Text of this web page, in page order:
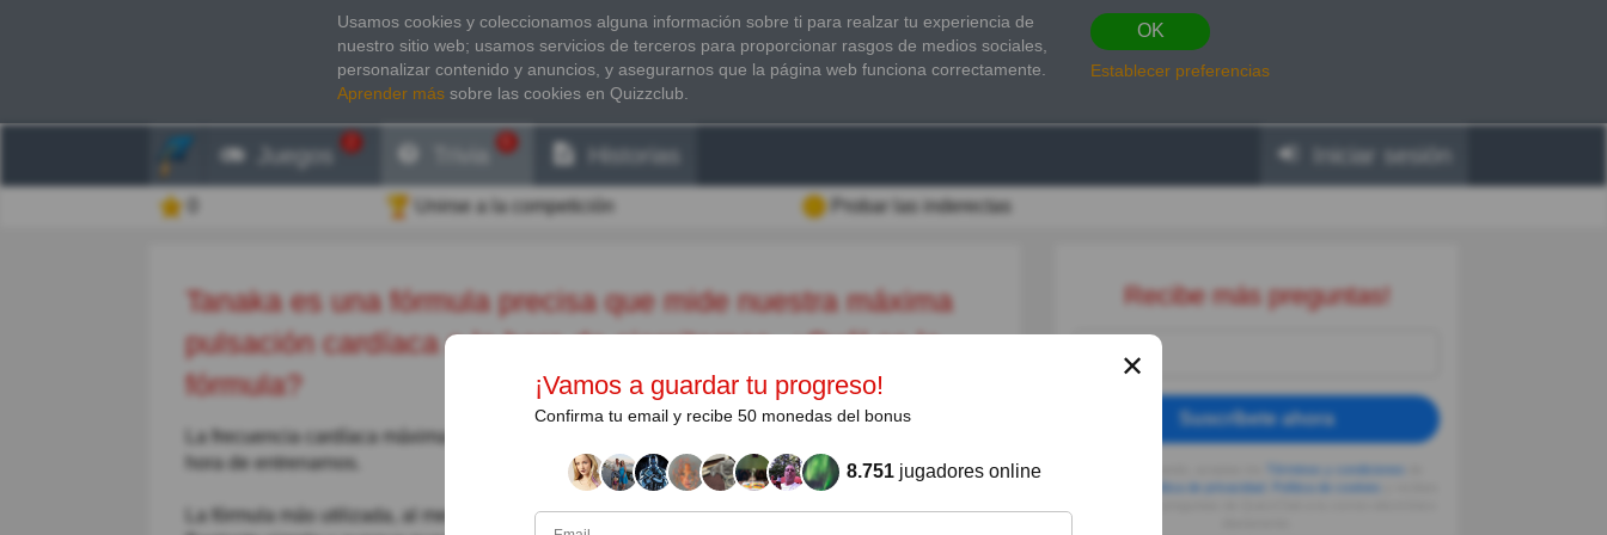
Usamos cookies y coleccionamos alguna información sobre ti para realzar tu experiencia de
nuestro sitio web; usamos servicios de terceros para proporcionar rasgos de medios sociales,
personalizar contenido y anuncios, y asegurarnos que la página web funciona correctamente.
Aprender más sobre las cookies en Quizzclub.
OK
Establecer preferencias
Juegos
2
Trivia Historias Iniciar sesión
Unirse a la competición Probar las inderectas
Tanaka es una fórmula precisa que mide nuestra máxima
pulsación cardíaca a la hora de ejercitarnos. ¿Cuál es la
fórmula?
La frecuencia cardíaca máxima (FCM) es el límite teórico de trabajo de nuestro corazón a la
hora de entrenarnos.
La fórmula más utilizada, al menos a nivel usuario, suele ser la de FCM = 220 - edad.
Recibe más preguntas!
Suscríbete ahora
Política de privacidad
✕
¡Vamos a guardar tu progreso!
Confirma tu email y recibe 50 monedas del bonus
8.751 jugadores online